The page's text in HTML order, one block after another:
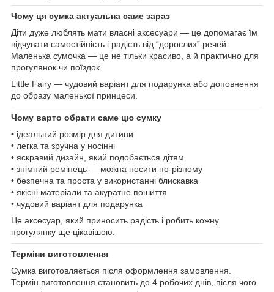
Чому ця сумка актуальна саме зараз
Діти дуже люблять мати власні аксесуари — це допомагає їм
відчувати самостійність і радість від “дорослих” речей.
Маленька сумочка — це не тільки красиво, а й практично для
прогулянок чи поїздок.
Little Fairy — чудовий варіант для подарунка або доповнення
до образу маленької принцеси.
Чому варто обрати саме цю сумку
• ідеальний розмір для дитини
• легка та зручна у носінні
• яскравий дизайн, який подобається дітям
• знімний ремінець — можна носити по-різному
• безпечна та проста у використанні блискавка
• якісні матеріали та акуратне пошиття
• чудовий варіант для подарунка
Це аксесуар, який приносить радість і робить кожну
прогулянку ще цікавішою.
Терміни виготовлення
Сумка виготовляється після оформлення замовлення.
Термін виготовлення становить до 4 робочих днів, після чого